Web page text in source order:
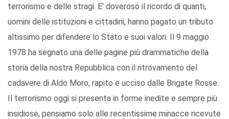
terrorismo e delle stragi. E’ doveroso il ricordo di quanti,
uomini delle istituzioni e cittadini, hanno pagato un tributo
altissimo per difendere lo Stato e suoi valori. Il 9 maggio
1978 ha segnato una delle pagine più drammatiche della
storia della nostra Repubblica con il ritrovamento del
cadavere di Aldo Moro, rapito e ucciso dalle Brigate Rosse.
Il terrorismo oggi si presenta in forme inedite e sempre più
insidiose, pensiamo solo alle recentissime minacce ricevute